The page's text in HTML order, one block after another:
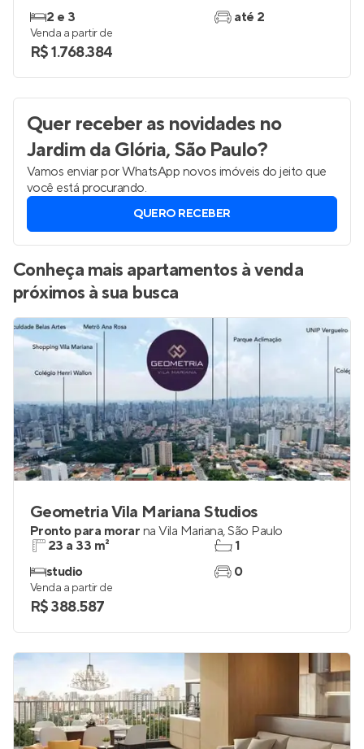
2 e 3
até 2
Venda a partir de
R$ 1.768.384
Quer receber as novidades no
Jardim da Glória, São Paulo?
Vamos enviar por WhatsApp novos imóveis do jeito que
você está procurando.
QUERO RECEBER
Conheça mais apartamentos à venda
próximos à sua busca
Geometria Vila Mariana Studios
Pronto para morar na Vila Mariana,São Paulo
23 a 33 m²
studio
1
0
Venda a partir de
R$ 388.587